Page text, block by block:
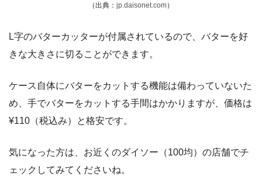
（出典： jp.daisonet.com）
L字のバターカッターが付属されているので、バターを好
きな大きさに切ることができます。
ケース自体にバターをカットする機能は備わっていないた
め、手でバターをカットする手間はかかりますが、価格は
¥110（税込み）と格安です。
気になった方は、お近くのダイソー（100均）の店舗でチ
ェックしてみてくださいね。